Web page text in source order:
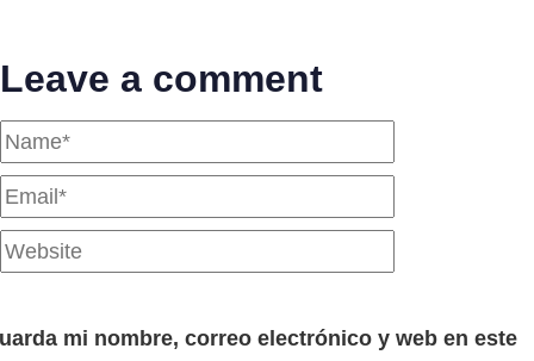
Leave a comment
mi nombre, correo electrónico y web en este